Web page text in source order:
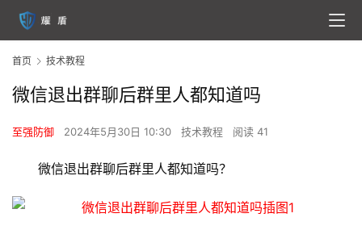
首页 技术教程
微信退出群聊后群里人都知道吗
至强防御 2024年5月30日 10:30 技术教程 阅读 41
微信退出群聊后群里人都知道吗？